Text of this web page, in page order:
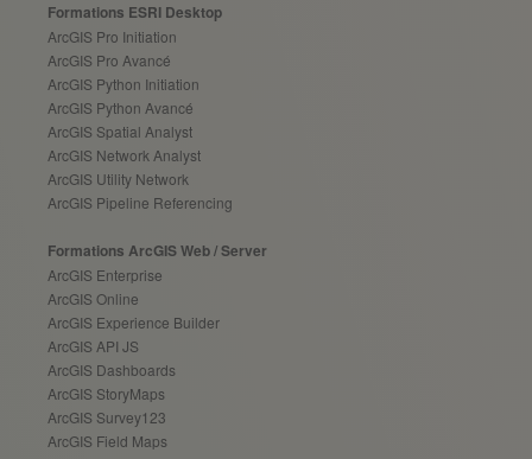
Formations ESRI Desktop
ArcGIS Pro Initiation
ArcGIS Pro Avancé
ArcGIS Python Initiation
ArcGIS Python Avancé
ArcGIS Spatial Analyst
ArcGIS Network Analyst
ArcGIS Utility Network
ArcGIS Pipeline Referencing
Formations ArcGIS Web / Server
ArcGIS Enterprise
ArcGIS Online
ArcGIS Experience Builder
ArcGIS API JS
ArcGIS Dashboards
ArcGIS StoryMaps
ArcGIS Survey123
ArcGIS Field Maps